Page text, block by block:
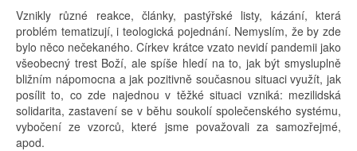
Vznikly různé reakce, články, pastýřské listy, kázání, která
problém tematizují, i teologická pojednání. Nemyslím, že by zde
bylo něco nečekaného. Církev krátce vzato nevidí pandemii jako
všeobecný trest Boží, ale spíše hledí na to, jak být smysluplně
bližním nápomocna a jak pozitivně současnou situaci využít, jak
posílit to, co zde najednou v těžké situaci vzniká: mezilidská
solidarita, zastavení se v běhu soukolí společenského systému,
vybočení ze vzorců, které jsme považovali za samozřejmé,
apod.